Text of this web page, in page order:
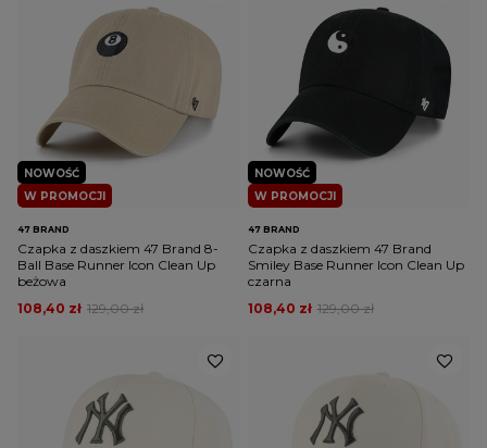
W PROMOCJI
NOWOŚĆ
47 BRAND
Czapka z daszkiem 47 Brand 8-
Ball Base Runner Icon Clean Up
beżowa
129,00 zł
108,40 zł
W PROMOCJI
NOWOŚĆ
47 BRAND
Czapka z daszkiem 47 Brand
Smiley Base Runner Icon Clean Up
czarna
129,00 zł
108,40 zł